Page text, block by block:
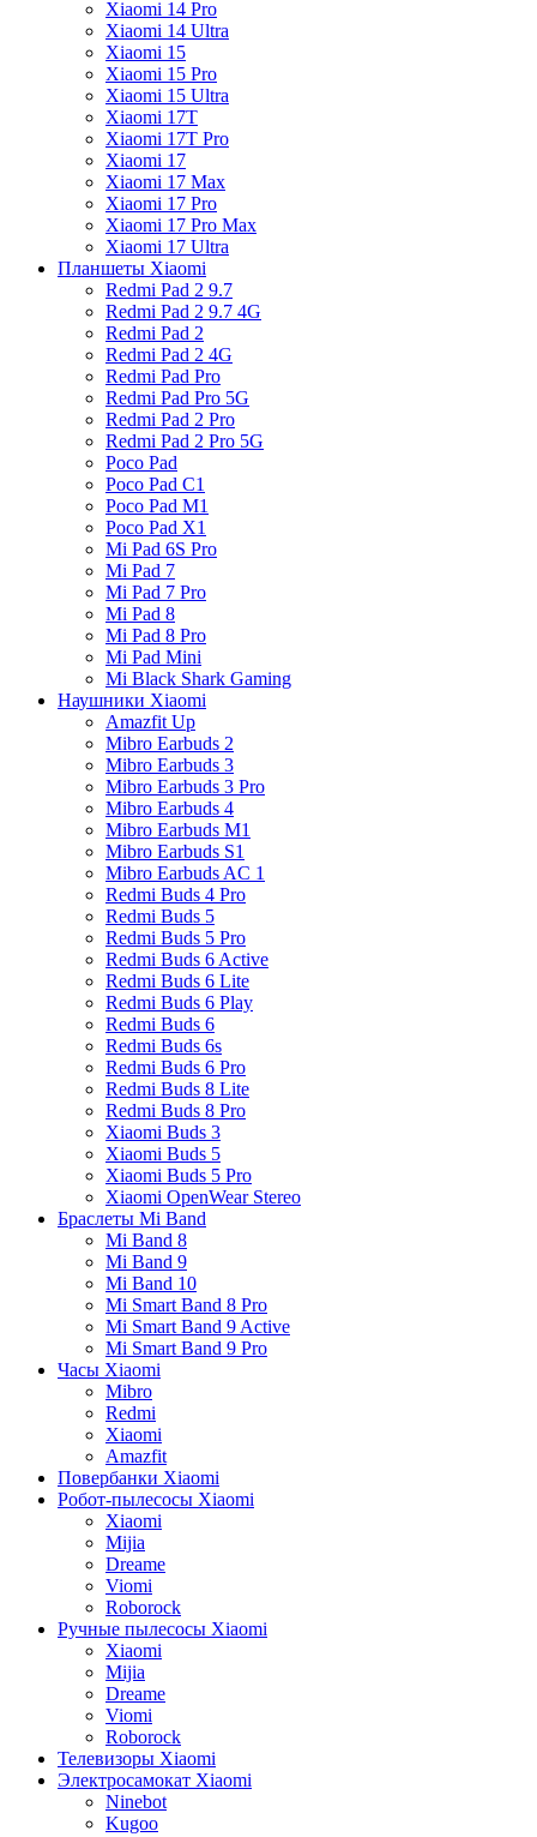
Xiaomi 14 Pro
Xiaomi 14 Ultra
Xiaomi 15
Xiaomi 15 Pro
Xiaomi 15 Ultra
Xiaomi 17T
Xiaomi 17T Pro
Xiaomi 17
Xiaomi 17 Max
Xiaomi 17 Pro
Xiaomi 17 Pro Max
Xiaomi 17 Ultra
Планшеты Xiaomi
Redmi Pad 2 9.7
Redmi Pad 2 9.7 4G
Redmi Pad 2
Redmi Pad 2 4G
Redmi Pad Pro
Redmi Pad Pro 5G
Redmi Pad 2 Pro
Redmi Pad 2 Pro 5G
Poco Pad
Poco Pad C1
Poco Pad M1
Poco Pad X1
Mi Pad 6S Pro
Mi Pad 7
Mi Pad 7 Pro
Mi Pad 8
Mi Pad 8 Pro
Mi Pad Mini
Mi Black Shark Gaming
Наушники Xiaomi
Amazfit Up
Mibro Earbuds 2
Mibro Earbuds 3
Mibro Earbuds 3 Pro
Mibro Earbuds 4
Mibro Earbuds M1
Mibro Earbuds S1
Mibro Earbuds AC 1
Redmi Buds 4 Pro
Redmi Buds 5
Redmi Buds 5 Pro
Redmi Buds 6 Active
Redmi Buds 6 Lite
Redmi Buds 6 Play
Redmi Buds 6
Redmi Buds 6s
Redmi Buds 6 Pro
Redmi Buds 8 Lite
Redmi Buds 8 Pro
Xiaomi Buds 3
Xiaomi Buds 5
Xiaomi Buds 5 Pro
Xiaomi OpenWear Stereo
Браслеты Mi Band
Mi Band 8
Mi Band 9
Mi Band 10
Mi Smart Band 8 Pro
Mi Smart Band 9 Active
Mi Smart Band 9 Pro
Часы Xiaomi
Mibro
Redmi
Xiaomi
Amazfit
Повербанки Xiaomi
Робот-пылесосы Xiaomi
Xiaomi
Mijia
Dreame
Viomi
Roborock
Ручные пылесосы Xiaomi
Xiaomi
Mijia
Dreame
Viomi
Roborock
Телевизоры Xiaomi
Электросамокат Xiaomi
Ninebot
Kugoo